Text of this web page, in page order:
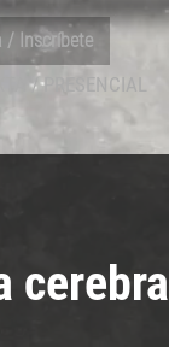
/ Inscríbete
/ PRESENCIAL
cerebral